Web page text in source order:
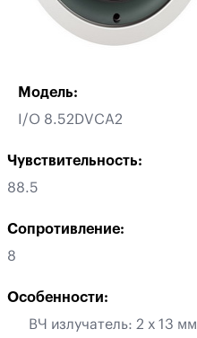
Модель:
I/O 8.52DVCA2
Чувствительность:
88.5
Сопротивление:
8
Особенности:
ВЧ излучатель: 2 х 13 мм